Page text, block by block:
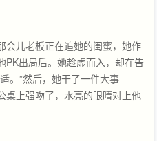
会儿老板正在追她的闺蜜，她作
PK出局后。她趁虚而入，却在告
。”然后，她干了一件大事——
桌上强吻了，水亮的眼睛对上他
算得到了，以后也不会再惦记
惦记了。…